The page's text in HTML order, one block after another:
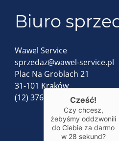
Biuro
Wawel Service
sprzedaz@wawel-service.pl
Plac Na Groblach 21
31-101 Kraków
(12) 376-72-48
Cześć!
Czy chcesz,
żebyśmy oddzwonili
do Ciebie za darmo
w 28 sekund?